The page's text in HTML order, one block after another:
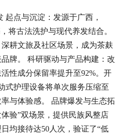
起点与沉淀：发源于广西，
将古法洗护与现代养发结合。
耕文旅及社区场景，成为茶麸
牌。 科研驱动与产品构建：改
性成分保留率提升至92%。开
式护理设备将单次服务压缩至
与体验感。 品牌爆发与生态拓
验”双场景，提供民族风整店
均接待达50人次，验证了“低